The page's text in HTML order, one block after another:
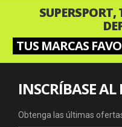
TUS MARCAS
INSCRÍBASE
Obtenga las últimas